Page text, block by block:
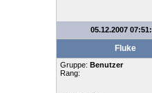
05.12.2007
Fluke
Gruppe: Benutzer
Rang: